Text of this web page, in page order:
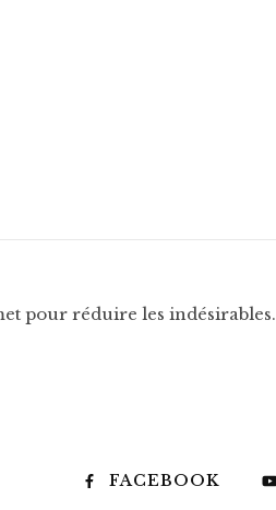
pour réduire les indésirables.
FACEBOOK